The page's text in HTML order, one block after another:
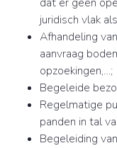
dat er geen
juridisch vlak
Afhandeling
aanvraag
opzoekingen,…;
Begeleide
Regelmatige
panden in tal
Begeleiding